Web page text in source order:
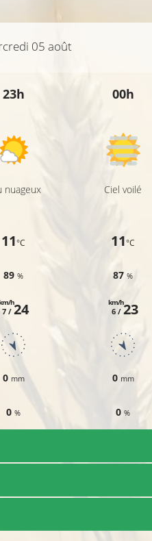
05 août
23h
nuageux
11°C
89%
7 /
h24
0 mm
0%
00h
Ciel voilé
11°C
87%
6 /
km/h23
0 mm
0%